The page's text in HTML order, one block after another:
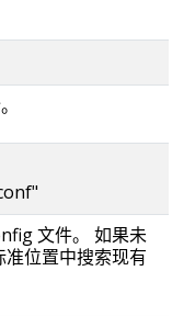
文件。 如果未
位置中搜索现有